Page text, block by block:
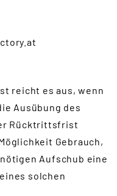
reicht es aus, wenn
Ausübung des
Rücktrittsfrist
Gebrauch,
Aufschub eine
solchen